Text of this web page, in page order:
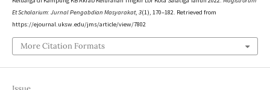
Et Scholarium: Jurnal Pengabdian Masyarakat, 3(1), 170–182. Retrieved from
https://ejournal.uksw.edu/jms/article/view/7802
More Citation Formats